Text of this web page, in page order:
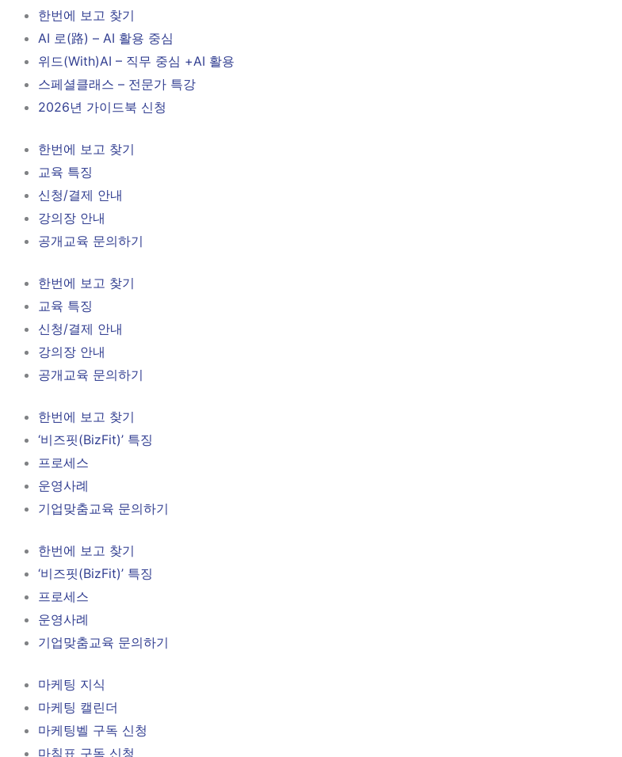
한번에 보고 찾기
AI 로(路) – AI 활용 중심
위드(With)AI – 직무 중심 +AI 활용
스페셜클래스 – 전문가 특강
2026년 가이드북 신청
한번에 보고 찾기
교육 특징
신청/결제 안내
강의장 안내
공개교육 문의하기
한번에 보고 찾기
교육 특징
신청/결제 안내
강의장 안내
공개교육 문의하기
한번에 보고 찾기
‘비즈핏(BizFit)’ 특징
프로세스
운영사례
기업맞춤교육 문의하기
한번에 보고 찾기
‘비즈핏(BizFit)’ 특징
프로세스
운영사례
기업맞춤교육 문의하기
마케팅 지식
마케팅 캘린더
마케팅벨 구독 신청
마침표 구독 신청